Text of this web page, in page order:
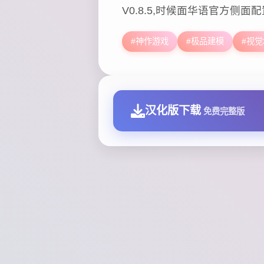
V0.8.5,时候面华语官方侧面配
#神作游戏 #极品建模 #视
汉化版下载 免费完整版